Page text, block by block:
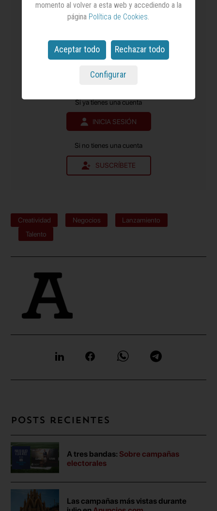
Bigio ha llegado a Europa, y más concretamente a
la ciudad de Ámsterdam, con una operación que
tiene al frente aNatalia Forstercomo directora
es el mediolíder en notoriedad y credibilidad
en el sector de la Publicidad y el Marketing
Contenido exclusivo para suscriptores de pago.
Si ya tienes una cuenta
INICIA SESIÓN
Si no tienes una cuenta
SUSCRÍBETE
Creatividad Negocios
Lanzamiento
Talento
Posts recientes
A tres bandas: Sobre campañas
electorales
Las campañas más vistas durante
momento al volver a esta web y accediendo a la
página Política de Cookies.
Aceptar todo Rechazar todo
Configurar